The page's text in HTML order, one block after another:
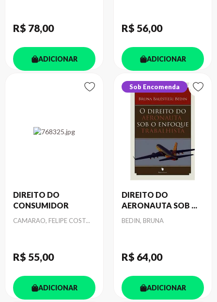
R$ 78,00
ADICIONAR
R$ 56,00
ADICIONAR
DIREITO DO
CONSUMIDOR
Autor
CAMARAO, FELIPE COST...
R$ 55,00
ADICIONAR
Sob Encomenda
DIREITO DO
AERONAUTA SOB ...
Autor
BEDIN, BRUNA
R$ 64,00
ADICIONAR